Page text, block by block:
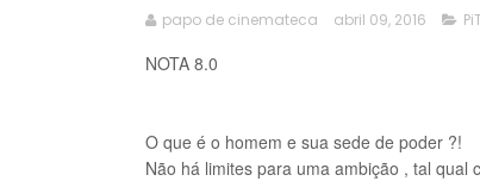
papo de cinemateca abril 09, 2016
NOTA 8.0
O que é o homem e sua sede de poder ?!
Não há limites para uma ambição , tal